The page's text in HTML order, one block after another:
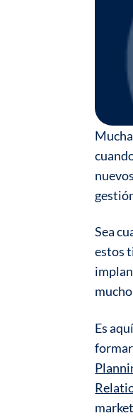
Sea
estos
Es